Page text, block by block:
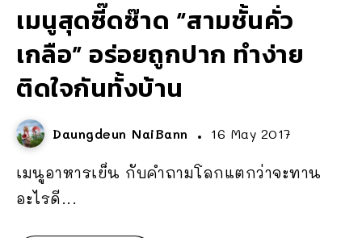
เมนูสุดซี๊ดซ๊าด “สามชั้นคั่ว
เกลือ” อร่อยถูกปาก ทำง่าย
ติดใจกันทั้งบ้าน
Daungdeun NaiBann 16 May 2017
เมนูอาหารเย็น กับคำถามโลกแตกว่าจะทาน
อะไรดี...